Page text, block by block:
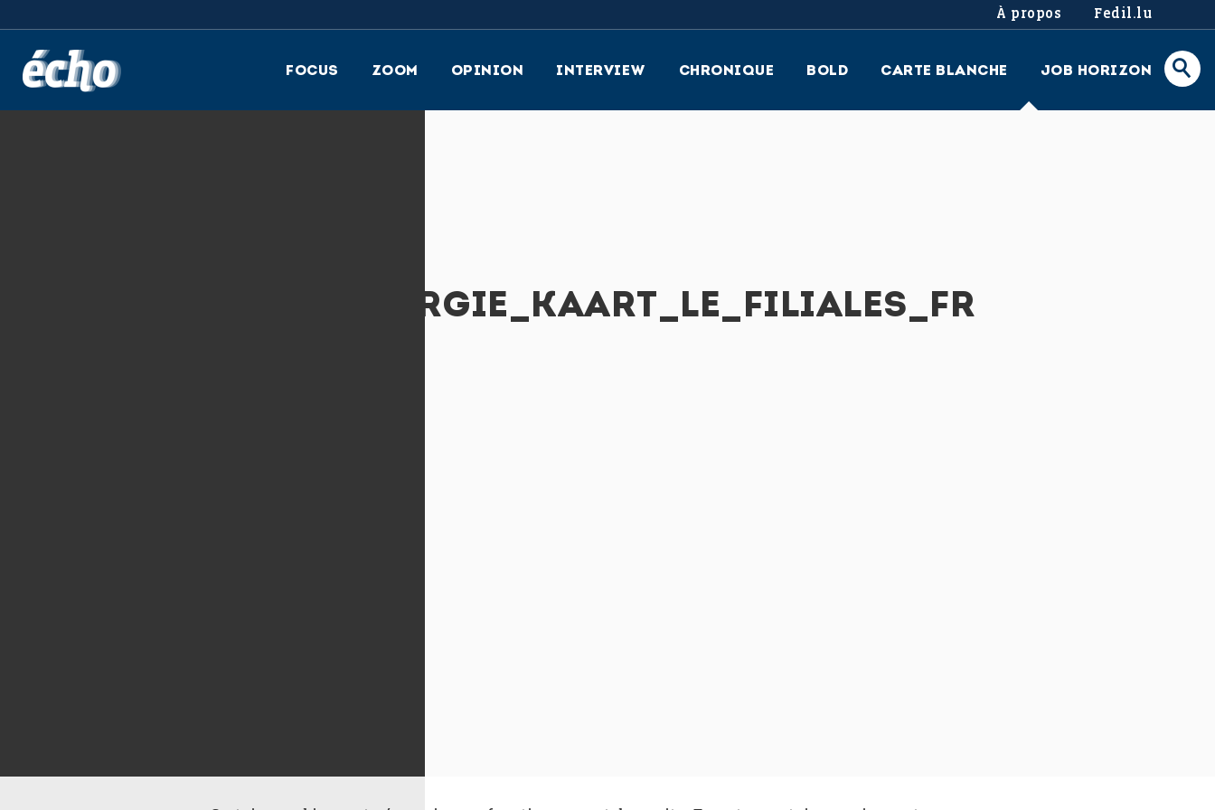
À propos Fedil.lu
FOCUS ZOOM OPINION INTERVIEW CHRONIQUE BOLD CARTE BLANCHE JOB HORIZON
20210520_LUXENERGIE_KAART_LE_FILIALES_FR